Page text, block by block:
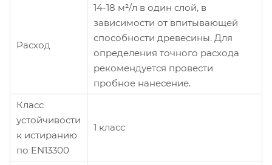
Расход
14-18 м²/л в один слой, в
зависимости от впитывающей
способности древесины. Для
определения точного расхода
рекомендуется провести
пробное нанесение.
Класс
устойчивости
к истиранию
по EN13300
1 класс